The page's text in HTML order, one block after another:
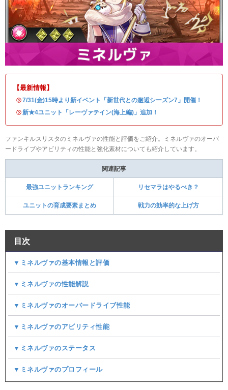
【最新情報】
・7/31(金)15時より新イベント「新世代との邂逅シーズン7」開催！
・新★4ユニット「レーヴァテイン(海上編)」追加！
ファンキルスリスタのミネルヴァの性能と評価をご紹介。ミネルヴァのオーバ
ードライブやアビリティの性能と強化素材についても紹介しています。
関連記事
最強ユニットランキング リセマラはやるべき？
ユニットの育成要素まとめ 戦力の効率的な上げ方
目次
▼ミネルヴァの基本情報と評価
▼ミネルヴァの性能解説
▼ミネルヴァのオーバードライブ性能
▼ミネルヴァのアビリティ性能
▼ミネルヴァのステータス
▼ミネルヴァのプロフィール